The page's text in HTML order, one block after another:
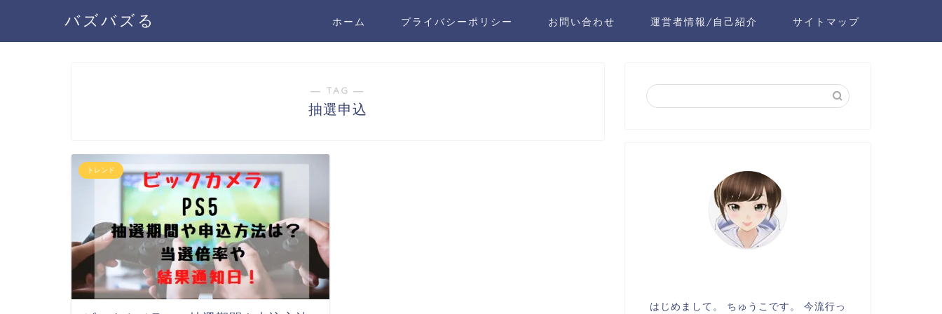
バズバズる ホーム プライバシーポリシー お問い合わせ 運営者情報/自己紹介 サイトマップ
― TAG ―
抽選申込
トレンド
はじめまして。 ちゅうこです。 今流行っ